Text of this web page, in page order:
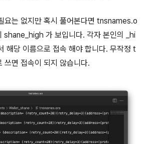
요는 없지만 혹시 풀어본다면 tnsnames.o
shane_high 가 보입니다. 각자 본인의 _hi
해당 이름으로 접속 해야 합니다. 무작정 t
면 접속이 되지 않습니다.